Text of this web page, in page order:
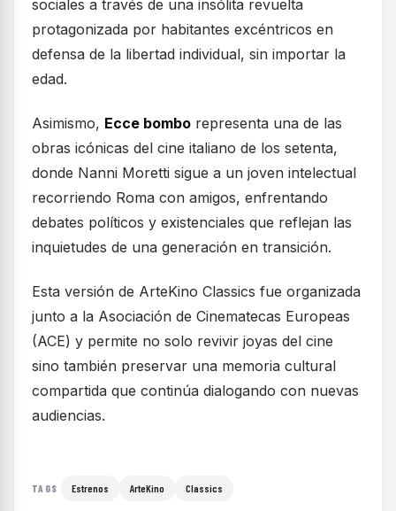
sociales a través de una insólita revuelta
protagonizada por habitantes excéntricos en
defensa de la libertad individual, sin importar la
edad.
Asimismo, Ecce bombo representa una de las
obras icónicas del cine italiano de los setenta,
donde Nanni Moretti sigue a un joven intelectual
recorriendo Roma con amigos, enfrentando
debates políticos y existenciales que reflejan las
inquietudes de una generación en transición.
Esta versión de ArteKino Classics fue organizada
junto a la Asociación de Cinematecas Europeas
(ACE) y permite no solo revivir joyas del cine
sino también preservar una memoria cultural
compartida que continúa dialogando con nuevas
audiencias.
TAGS Estrenos ArteKino Classics